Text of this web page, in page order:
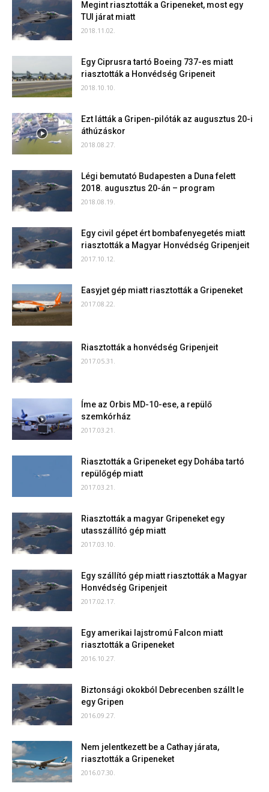
Megint riasztották a Gripeneket, most egy
TUI járat miatt
2018.11.02.
Egy Ciprusra tartó Boeing 737-es miatt
riasztották a Honvédség Gripeneit
2018.10.10.
Ezt látták a Gripen-pilóták az augusztus 20-i
áthúzáskor
2018.08.27.
Légi bemutató Budapesten a Duna felett
2018. augusztus 20-án – program
2018.08.19.
Egy civil gépet ért bombafenyegetés miatt
riasztották a Magyar Honvédség Gripenjeit
2017.10.12.
Easyjet gép miatt riasztották a Gripeneket
2017.08.22.
Riasztották a honvédség Gripenjeit
2017.05.31.
Íme az Orbis MD-10-ese, a repülő
szemkórház
2017.03.21.
Riasztották a Gripeneket egy Dohába tartó
repülőgép miatt
2017.03.21.
Riasztották a magyar Gripeneket egy
utasszállító gép miatt
2017.03.10.
Egy szállító gép miatt riasztották a Magyar
Honvédség Gripenjeit
2017.02.17.
Egy amerikai lajstromú Falcon miatt
riasztották a Gripeneket
2016.10.27.
Biztonsági okokból Debrecenben szállt le
egy Gripen
2016.09.27.
Nem jelentkezett be a Cathay járata,
riasztották a Gripeneket
2016.07.30.